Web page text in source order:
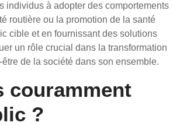
individus à adopter des comportements
routière ou la promotion de la santé
cible et en fournissant des solutions
un rôle crucial dans la transformation
de la société dans son ensemble.
couramment
?